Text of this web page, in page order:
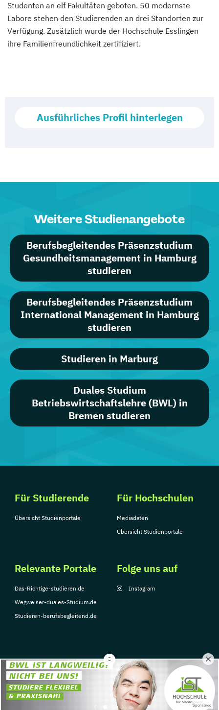
Sponsored
Studenten an elf Fakultäten geboten. 50 modernste
Labore stehen den Studierenden an drei Standorten zur
Verfügung. Zusätzlich wurde der Hochschule Esslingen
ihre Familienfreundlichkeit zertifiziert.
Ausführliches Profil hinterlegen
Weitere Studienangebote
Berufsbegleitendes Präsenzstudium
Gesundheitsmanagement in Hamburg
studieren
Berufsbegleitendes Präsenzstudium
International Management in Hamburg
studieren
Studieren in Marburg
Duales Studium
Betriebswirtschaftslehre (BWL) in
Bremen studieren
Für Studierende
Übersicht Studienportale
Für Hochschulen
Mediadaten
Übersicht Studienportale
Relevante Portale
Das-Richtige-studieren.de
Wegweiser-duales-Studium.de
Studieren-berufsbegleitend.de
Folge uns auf
Instagram
© Copyright 2026, TarGroup Media GmbH
Impressum
Datenschutzerklärung Nutzungsbedingungen